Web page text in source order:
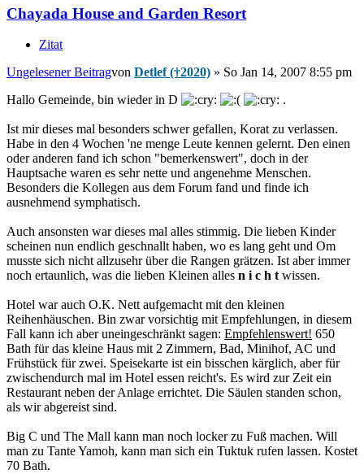
Chayada House and Garden Resort
Zitat
Ungelesener Beitragvon Detlef (†2020) » So Jan 14, 2007 8:55 pm
Hallo Gemeinde, bin wieder in D
.
Ist mir dieses mal besonders schwer gefallen, Korat zu verlassen.
Habe in den 4 Wochen 'ne menge Leute kennen gelernt. Den einen
oder anderen fand ich schon "bemerkenswert", doch in der
Hauptsache waren es sehr nette und angenehme Menschen.
Besonders die Kollegen aus dem Forum fand und finde ich
ausnehmend symphatisch.
Auch ansonsten war dieses mal alles stimmig. Die lieben Kinder
scheinen nun endlich geschnallt haben, wo es lang geht und Om
musste sich nicht allzusehr über die Rangen grätzen. Ist aber immer
noch ertaunlich, was die lieben Kleinen alles n i c h t wissen.
Hotel war auch O.K. Nett aufgemacht mit den kleinen
Reihenhäuschen. Bin zwar vorsichtig mit Empfehlungen, in diesem
Fall kann ich aber uneingeschränkt sagen: Empfehlenswert! 650
Bath für das kleine Haus mit 2 Zimmern, Bad, Minihof, AC und
Frühstück für zwei. Speisekarte ist ein bisschen kärglich, aber für
zwischendurch mal im Hotel essen reicht's. Es wird zur Zeit ein
Restaurant neben der Anlage errichtet. Die Säulen standen schon,
als wir abgereist sind.
Big C und The Mall kann man noch locker zu Fuß machen. Will
man zu Tante Yamoh, kann man sich ein Tuktuk rufen lassen. Kostet
70 Bath.